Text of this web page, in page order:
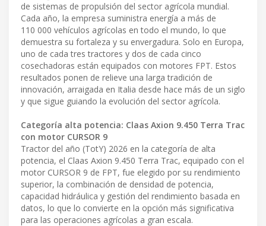
de sistemas de propulsión del sector agrícola mundial.
Cada año, la empresa suministra energía a más de
110 000 vehículos agrícolas en todo el mundo, lo que
demuestra su fortaleza y su envergadura. Solo en Europa,
uno de cada tres tractores y dos de cada cinco
cosechadoras están equipados con motores FPT. Estos
resultados ponen de relieve una larga tradición de
innovación, arraigada en Italia desde hace más de un siglo
y que sigue guiando la evolución del sector agrícola.
Categoría alta potencia: Claas Axion 9.450 Terra Trac
con motor CURSOR 9
Tractor del año (TotY) 2026 en la categoría de alta
potencia, el Claas Axion 9.450 Terra Trac, equipado con el
motor CURSOR 9 de FPT, fue elegido por su rendimiento
superior, la combinación de densidad de potencia,
capacidad hidráulica y gestión del rendimiento basada en
datos, lo que lo convierte en la opción más significativa
para las operaciones agrícolas a gran escala.